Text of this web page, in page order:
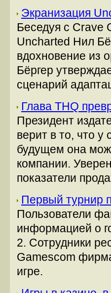
Экранизация
Беседуя с Crave
Uncharted Нил
вдохновение из
Бёргер
сценарий
Глава THQ
Президент
верит в то, что
будущем она
компании.
показатели
Первый турнир
Пользователи
информацией о
2. Сотрудники
Gamescom
игре.